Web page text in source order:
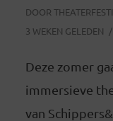
DOOR
3 WEKEN GELEDEN
Deze zomer
immersieve
van